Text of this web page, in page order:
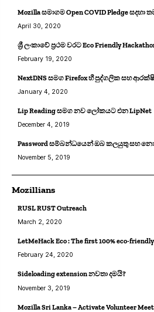
Mozilla සමාගම Open COVID Pledge
April 30, 2020
ශ්‍රී ලංකාවේ ප්‍රථම වරට Eco Friendly
February 19, 2020
NextDNS සමග Firefox හී පුද්ගලික සහ
January 4, 2020
Lip Reading සමග නව ලෝකයට එන LipNet
December 4, 2019
Password සම්බන්ධයෙන් ඔබ කලයුතු සහ
November 5, 2019
Mozillians
RUSL RUST Outreach
March 2, 2020
LetMeHack Eco : The first 100% eco-
February 24, 2020
Sideloading extension නවතා දමයි?
November 3, 2019
Mozilla Sri Lanka – Activate Volunteer